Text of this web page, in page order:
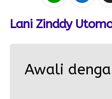
Lani Zinddy
Awali